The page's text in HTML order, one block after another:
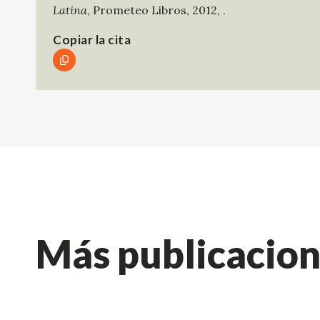
Latina, Prometeo Libros, 2012, .
Copiar la cita
Más